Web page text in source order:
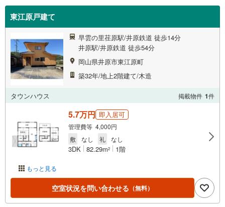
東江原戸建て
早雲の里荏原駅/井原鉄道 徒歩14分
井原駅/井原鉄道 徒歩54分
岡山県井原市東江原町
築32年/地上2階建て/木造
タウンハウス 掲載物件 1件
もっと見る
5.7万円 即入居可
管理費等 4,000円
敷
なし 礼 なし
3DK 82.29m2 1階
空室状況を問い合わせる （無料）